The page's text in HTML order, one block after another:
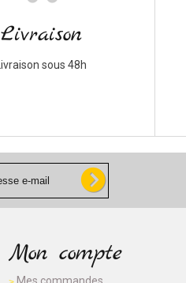
Livraison
Livraison sous 48h
Mon compte